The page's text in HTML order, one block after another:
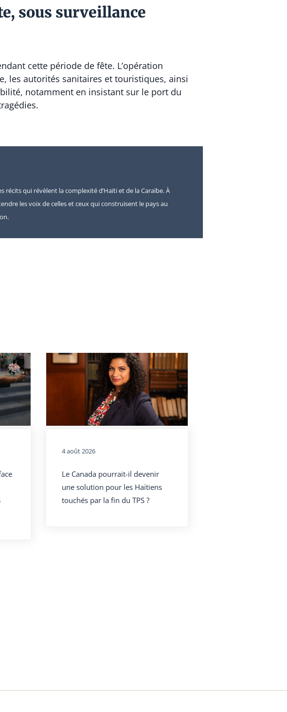
sous surveillance
cette période de fête. L’opération
les autorités sanitaires et touristiques, ainsi
notamment en insistant sur le port du
récits qui révèlent la complexité d’Haïti et de la Caraïbe. À
les voix de celles et ceux qui construisent le pays au
4 août 2026
Le Canada pourrait-il devenir
une solution pour les Haïtiens
touchés par la fin du TPS ?